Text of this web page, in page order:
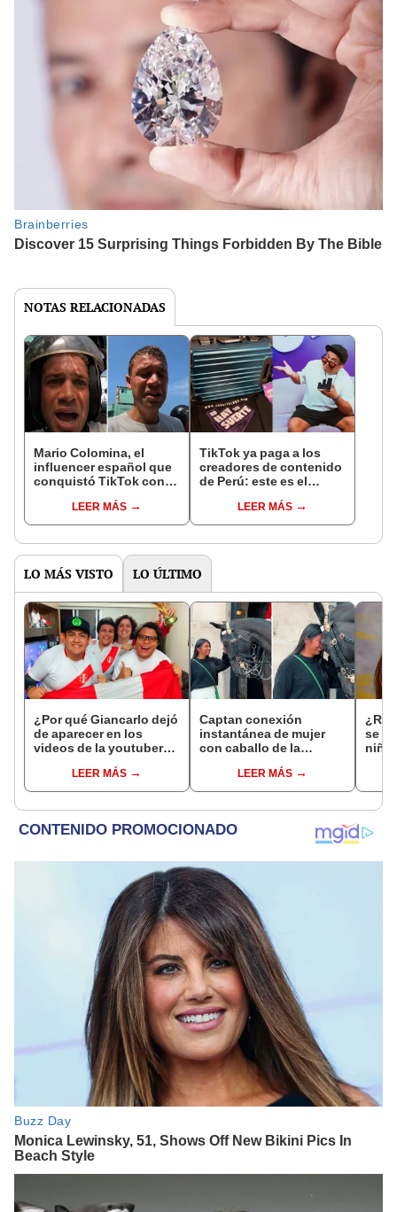
NOTAS RELACIONADAS
Mario Colomina, el
influencer español que
conquistó TikTok con
"Mi amor nació por la
gastronomía"
LEER MÁS
TikTok ya paga a los
creadores de contenido
de Perú: este es el
llegar a cobrar por 1.000
vistas
LEER MÁS
LO MÁS VISTO LO ÚLTIMO
¿Por qué Giancarlo dejó
de aparecer en los
videos de la youtuber
LEER MÁS
Captan conexión
instantánea de mujer
con caballo de la
“Se parece a
Pocahontas”
LEER MÁS
se